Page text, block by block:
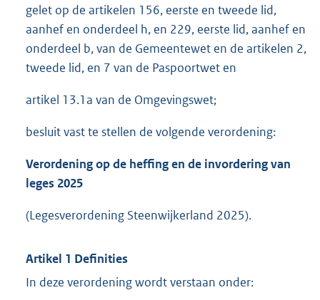
gelet op de artikelen 156, eerste en tweede lid,
aanhef en onderdeel h, en 229, eerste lid, aanhef en
onderdeel b, van de Gemeentewet en de artikelen 2,
tweede lid, en 7 van de Paspoortwet en
artikel 13.1a van de Omgevingswet;
besluit vast te stellen de volgende verordening:
Verordening op de heffing en de invordering van
leges 2025
(Legesverordening Steenwijkerland 2025).
Artikel 1 Definities
In deze verordening wordt verstaan onder: